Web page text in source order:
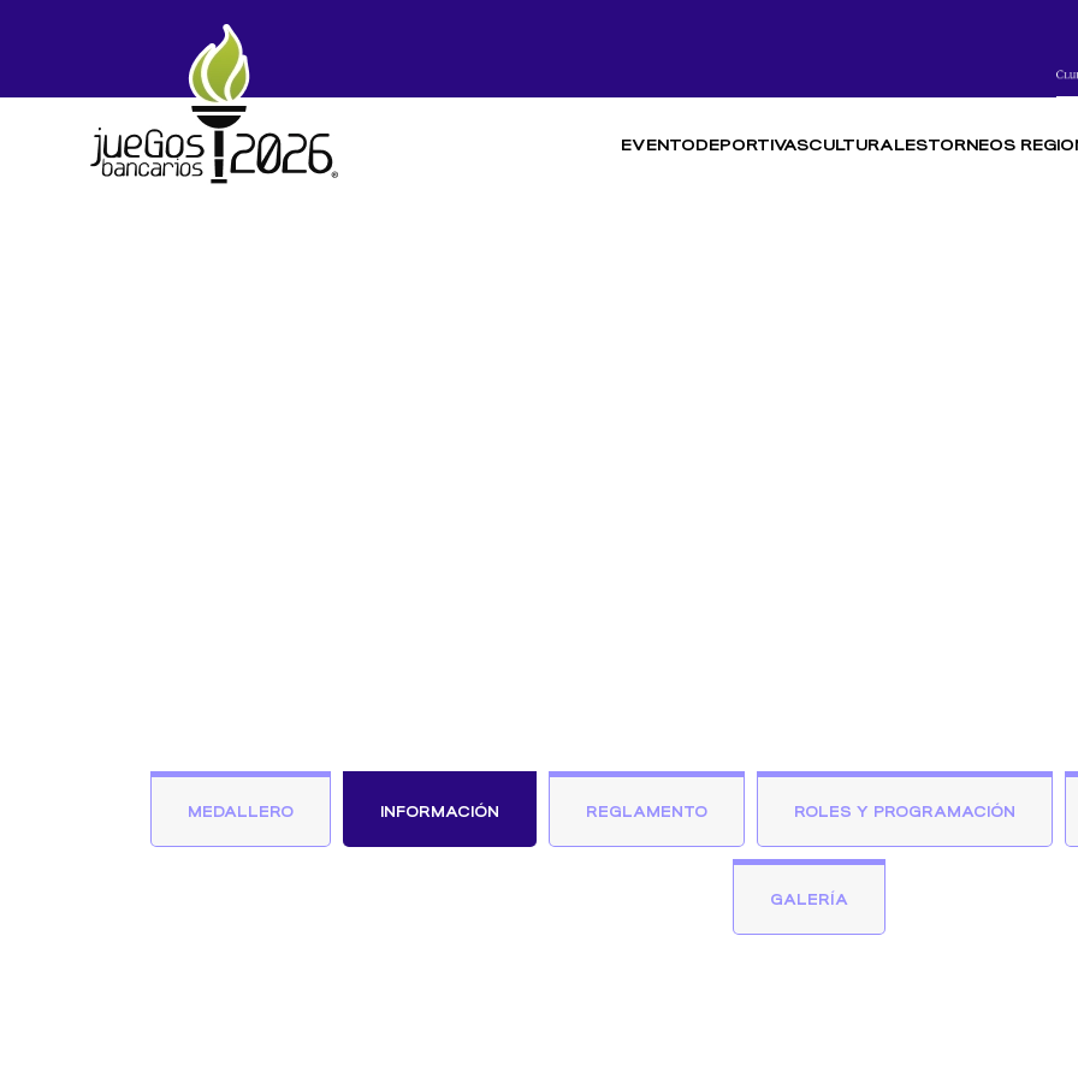
Skip to main content
EVENTODEPORTIVASCULTURALESTORNEOS
MEDALLERO INFORMACIÓN REGLAMENTO ROLES Y PROGRAMACIÓN
GALERÍA